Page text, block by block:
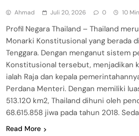
Ahmad Juli 20, 2026 0 10
Profil Negara Thailand – Thailand
Monarki Konstitusional yang berada
Tenggara. Dengan menganut sistem
Konstitusional tersebut, menjadikan
ialah Raja dan kepala
Perdana Menteri. Dengan memiliki
513.120 km2, Thailand dihuni oleh
68.615.858 jiwa pada tahun 2018.
Read More